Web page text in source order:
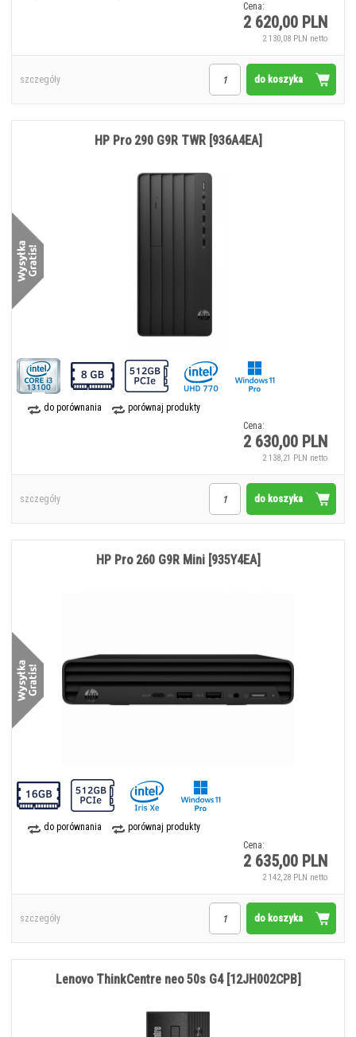
Cena:
2 620,00 PLN
2 130,08 PLN netto
do koszyka
szczegóły
do porównania
porównaj produkty
Cena:
2 630,00 PLN
2 138,21 PLN netto
HP Pro 290 G9R TWR [936A4EA]
do koszyka
szczegóły
do porównania
porównaj produkty
Cena:
2 635,00 PLN
2 142,28 PLN netto
HP Pro 260 G9R Mini [935Y4EA]
do koszyka
szczegóły
Lenovo ThinkCentre neo 50s G4 [12JH002CPB]